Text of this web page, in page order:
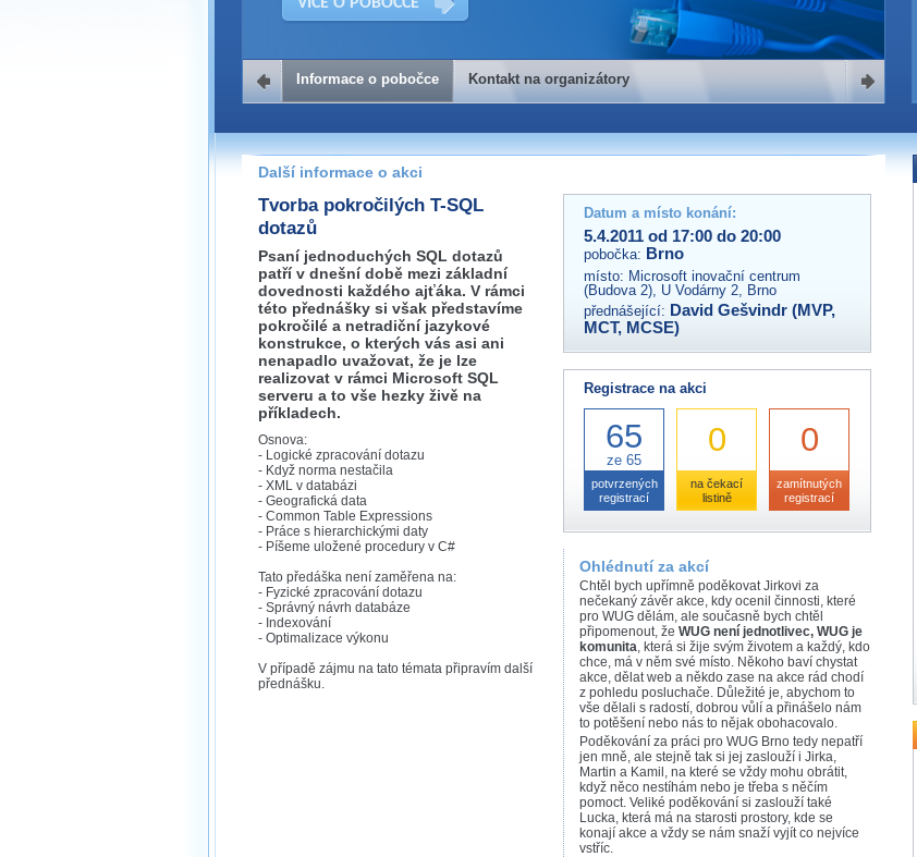
Kontakt na organizátory
Pokud máte jakýkoliv dotaz na organizátory této akce,
prosím neváhejte nás kontaktovat na e-mailu:
brno@wug.cz
Informace o pobočce Kontakt na organizátory
Další informace o akci
Tvorba pokročilých T-SQL
dotazů
Psaní jednoduchých SQL dotazů
patří v dnešní době mezi základní
dovednosti každého ajťáka. V rámci
této přednášky si však představíme
pokročilé a netradiční jazykové
konstrukce, o kterých vás asi ani
nenapadlo uvažovat, že je lze
realizovat v rámci Microsoft SQL
serveru a to vše hezky živě na
příkladech.
Osnova:
- Logické zpracování dotazu
- Když norma nestačila
- XML v databázi
- Geografická data
- Common Table Expressions
- Práce s hierarchickými daty
- Píšeme uložené procedury v C#
Tato předáška není zaměřena na:
- Fyzické zpracování dotazu
- Správný návrh databáze
- Indexování
- Optimalizace výkonu
V případě zájmu na tato témata připravím další
přednášku.
Datum a místo konání:
5.4.2011 od 17:00 do 20:00
pobočka: Brno
místo: Microsoft inovační centrum
(Budova 2), U Vodárny 2, Brno
přednášející: David Gešvindr (MVP,
MCT, MCSE)
Registrace na akci
65
ze 65
potvrzených
registrací
0
na čekací
listině
0
zamítnutých
registrací
Ohlédnutí za akcí
Chtěl bych upřímně poděkovat Jirkovi za
nečekaný závěr akce, kdy ocenil činnosti, které
pro WUG dělám, ale současně bych chtěl
připomenout, že WUG není jednotlivec, WUG je
komunita, která si žije svým životem a každý, kdo
chce, má v něm své místo. Někoho baví chystat
akce, dělat web a někdo zase na akce rád chodí
z pohledu posluchače. Důležité je, abychom to
vše dělali s radostí, dobrou vůlí a přinášelo nám
to potěšení nebo nás to nějak obohacovalo.
Poděkování za práci pro WUG Brno tedy nepatří
jen mně, ale stejně tak si jej zaslouží i Jirka,
Martin a Kamil, na které se vždy mohu obrátit,
když něco nestíhám nebo je třeba s něčím
pomoct. Veliké poděkování si zaslouží také
Lucka, která má na starosti prostory, kde se
konají akce a vždy se nám snaží vyjít co nejvíce
vstříc.